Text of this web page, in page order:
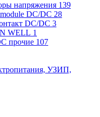
напряжения 139
DC/DC 28
DC/DC 3
WELL 1
прочие 107
УЗИП,